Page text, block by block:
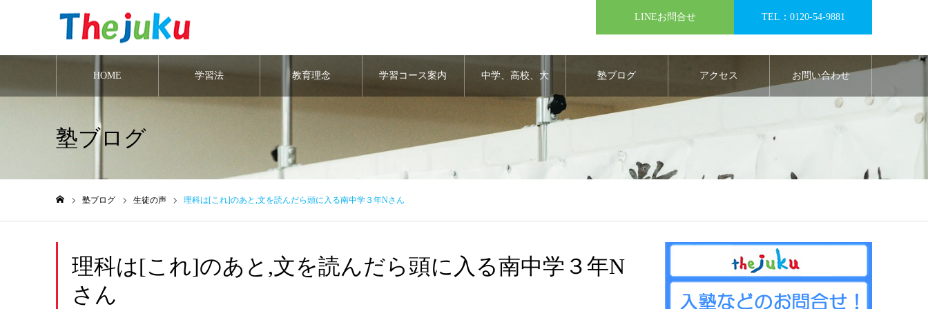
LINEお問合せ TEL：0120-54-9881
HOME 学習法 教育理念 学習コース案内 中学、高校、大 塾ブログ アクセス お問い合わせ
塾ブログ
塾ブログ 生徒の声 理科は[これ]のあと,文を読んだら頭に入る南中学３年Nさん
理科は[これ]のあと,文を読んだら頭に入る南中学３年N
さん